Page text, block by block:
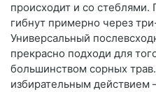
происходит и со стеблями.
гибнут примерно через
Универсальный
прекрасно подходи для
большинством сорных
избирательным действием